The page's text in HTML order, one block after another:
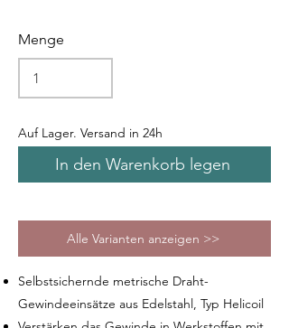
Menge
Auf Lager. Versand in 24h
In den Warenkorb legen
Alle Varianten anzeigen >>
Selbstsichernde metrische Draht-
Gewindeeinsätze aus Edelstahl, Typ Helicoil